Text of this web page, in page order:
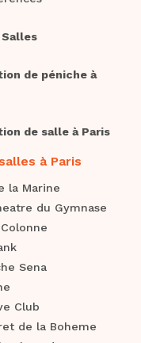
Salles
de péniche à
de salle à Paris
à Paris
la Marine
du Gymnase
Sena
Club
de la Boheme